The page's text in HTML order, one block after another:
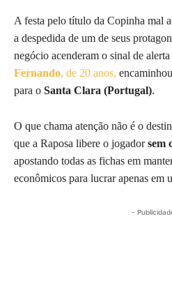
A festa pelo título da Copinha mal
a despedida de um de seus
negócio acenderam o sinal de
Fernando, de 20 anos,
para o Santa Clara (Portugal).
O que chama atenção não é o
que a Raposa libere o jogadorsem
apostando todas as fichas em
econômicos para lucrar apenas em
-